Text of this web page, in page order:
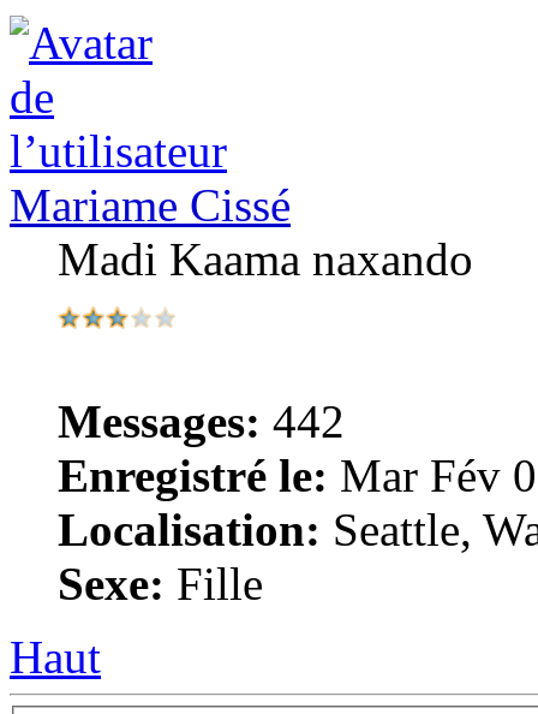
Mariame Cissé
Madi Kaama naxando
Messages: 442
Enregistré le: Mar Fév
Localisation: Seattle,
Sexe: Fille
Haut